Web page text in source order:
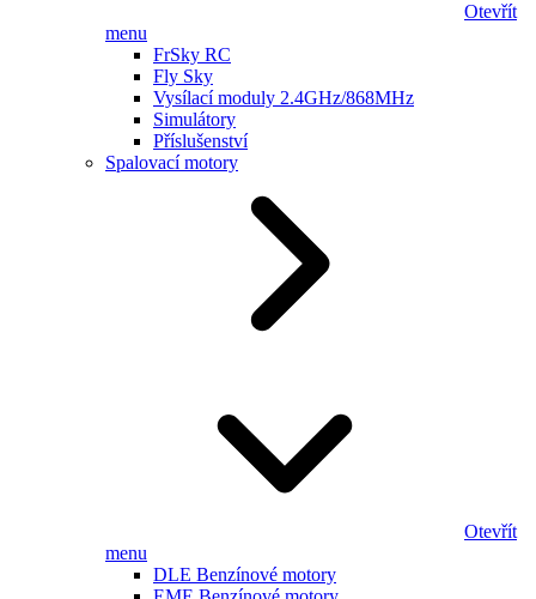
Otevřít
menu
FrSky RC
Fly Sky
Vysílací moduly 2.4GHz/868MHz
Simulátory
Příslušenství
Spalovací motory
Otevřít
menu
DLE Benzínové motory